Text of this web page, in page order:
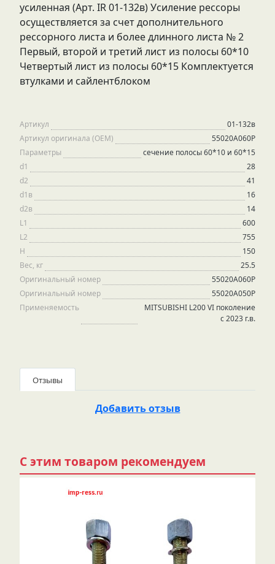
усиленная (Арт. IR 01-132в) Усиление рессоры
осуществляется за счет дополнительного
рессорного листа и более длинного листа № 2
Первый, второй и третий лист из полосы 60*10
Четвертый лист из полосы 60*15 Комплектуется
втулками и сайлентблоком
Артикул
01-132в
Артикул оригинала (OEM)
55020A060P
Параметры
сечение полосы 60*10 и 60*15
d1
28
d2
41
d1в
16
d2в
14
L1
600
L2
755
H
150
Вес, кг
25.5
Оригинальный номер
55020А060Р
Оригинальный номер
55020A050P
Применяемость
MITSUBISHI L200 VI поколение
с 2023 г.в.
Отзывы
Добавить отзыв
С этим товаром рекомендуем